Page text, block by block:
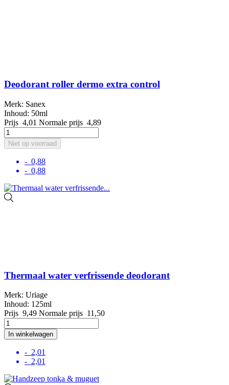
Deodorant roller dermo extra control
Merk: Sanex
Inhoud: 50ml
Prijs 4,01 Normale prijs 4,89
Niet op voorraad
- 0,88
- 0,88
Thermaal water verfrissende deodorant
Merk: Uriage
Inhoud: 125ml
Prijs 9,49 Normale prijs 11,50
In winkelwagen
- 2,01
- 2,01